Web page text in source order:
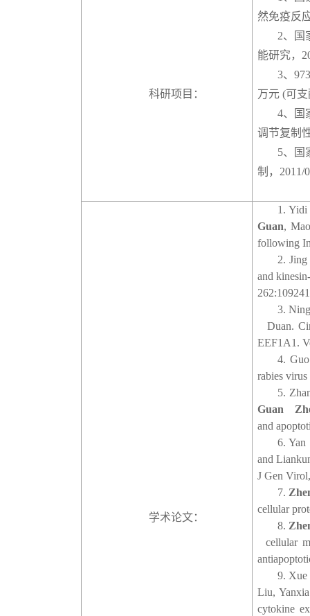
科研项目：
然免疫反
2、国
能研究，
3、
万元(可支
4、国
调节复制
5、国
制， 2011/
学术论文：
1.
Guan,
following
2.
and
3.
Duan.
EEF1A1.
4.
rabies
5.
Guan
and
6.
and
J Gen
7.
cellular
8.
cellular
9.
Liu,
cytokine